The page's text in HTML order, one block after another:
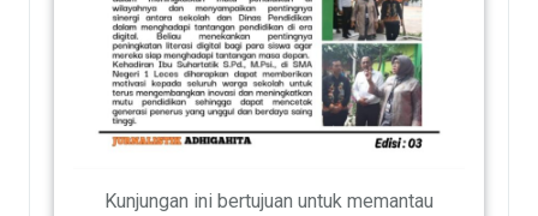
Kunjungan ini bertujuan untuk memantau